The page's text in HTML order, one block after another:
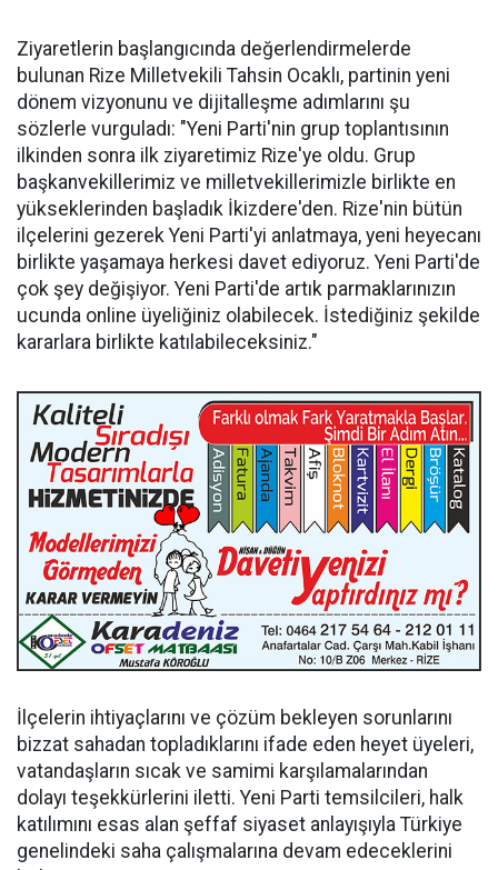
Ziyaretlerin başlangıcında değerlendirmelerde
bulunan Rize Milletvekili Tahsin Ocaklı, partinin yeni
dönem vizyonunu ve dijitalleşme adımlarını şu
sözlerle vurguladı: "Yeni Parti'nin grup toplantısının
ilkinden sonra ilk ziyaretimiz Rize'ye oldu. Grup
başkanvekillerimiz ve milletvekillerimizle birlikte en
yükseklerinden başladık İkizdere'den. Rize'nin bütün
ilçelerini gezerek Yeni Parti'yi anlatmaya, yeni heyecanı
birlikte yaşamaya herkesi davet ediyoruz. Yeni Parti'de
çok şey değişiyor. Yeni Parti'de artık parmaklarınızın
ucunda online üyeliğiniz olabilecek. İstediğiniz şekilde
kararlara birlikte katılabileceksiniz."
İlçelerin ihtiyaçlarını ve çözüm bekleyen sorunlarını
bizzat sahadan topladıklarını ifade eden heyet üyeleri,
vatandaşların sıcak ve samimi karşılamalarından
dolayı teşekkürlerini iletti. Yeni Parti temsilcileri, halk
katılımını esas alan şeffaf siyaset anlayışıyla Türkiye
genelindeki saha çalışmalarına devam edeceklerini